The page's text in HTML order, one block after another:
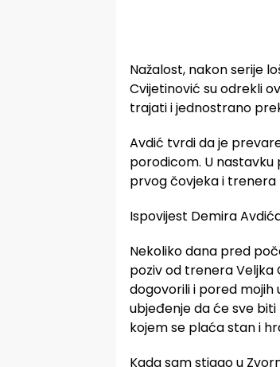
Nažalost, nakon serije
Cvijetinović su odrekli
trajati i jednostrano
Avdić tvrdi da je
porodicom. U nastavku
prvog čovjeka i trenera
Ispovijest Demira
Nekoliko dana pred
poziv od trenera Veljka
dogovorili i pored mojih
ubjeđenje da će sve
kojem se plaća stan i
Kada sam stigao u